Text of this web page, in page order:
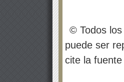
© Todos
puede ser
cite la